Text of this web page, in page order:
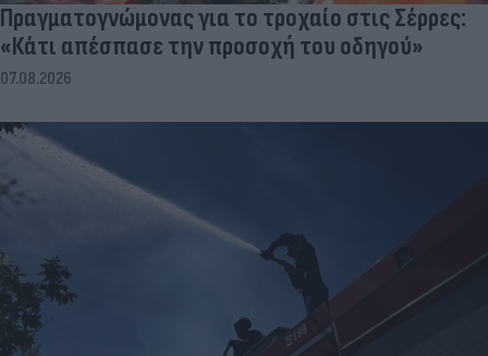
Πραγματογνώμονας για το τροχαίο στις Σέρρες:
«Κάτι απέσπασε την προσοχή του οδηγού»
07.08.2026